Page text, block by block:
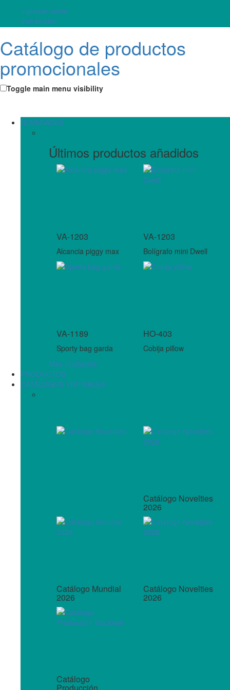
Ingresar como
distribuidor
Catálogo de productos
promocionales
Toggle main menu visibility
NOVEDADES
Últimos productos añadidos
VA-1203
Alcancia piggy max
VA-1203
Bolígrafo mini Dwell
VA-1189
Sporty bag garda
HO-403
Cobija pillow
Más productos
PRODUCTOS
CATÁLOGOS VIRTUALES
Catálogo Novelties
2026
Catálogo Mundial
2026
Catálogo Novelties
2026
Catálogo